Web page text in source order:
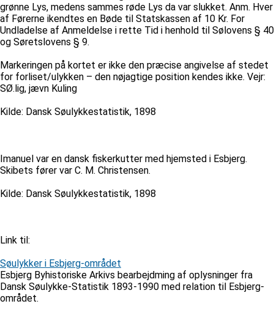
grønne Lys, medens sammes røde Lys da var slukket. Anm. Hver
af Førerne ikendtes en Bøde til Statskassen af 10 Kr. For
Undladelse af Anmeldelse i rette Tid i henhold til Sølovens § 40
og Søretslovens § 9.
Markeringen på kortet er ikke den præcise angivelse af stedet
for forliset/ulykken – den nøjagtige position kendes ikke. Vejr:
SØ.lig, jævn Kuling
Kilde: Dansk Søulykkestatistik, 1898
Imanuel var en dansk fiskerkutter med hjemsted i Esbjerg.
Skibets fører var C. M. Christensen.
Kilde: Dansk Søulykkestatistik, 1898
Link til:
Søulykker i Esbjerg-området
Esbjerg Byhistoriske Arkivs bearbejdming af oplysninger fra
Dansk Søulykke-Statistik 1893-1990 med relation til Esbjerg-
området.